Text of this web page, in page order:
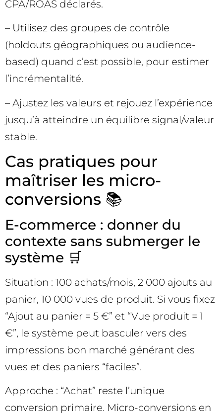
CPA/ROAS déclarés.
– Utilisez des groupes de contrôle
(holdouts géographiques ou audience-
based) quand c’est possible, pour estimer
l’incrémentalité.
– Ajustez les valeurs et rejouez l’expérience
jusqu’à atteindre un équilibre signal/valeur
stable.
Cas pratiques pour
maîtriser les micro-
conversions 📚
E-commerce : donner du
contexte sans submerger le
système 🛒
Situation : 100 achats/mois, 2 000 ajouts au
panier, 10 000 vues de produit. Si vous fixez
“Ajout au panier = 5 €” et “Vue produit = 1
€”, le système peut basculer vers des
impressions bon marché générant des
vues et des paniers “faciles”.
Approche : “Achat” reste l’unique
conversion primaire. Micro-conversions en